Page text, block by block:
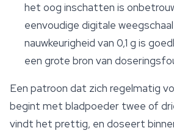
het oog inschatten is
eenvoudige digitale
nauwkeurigheid van 0,1 g is
een grote bron van
Een patroon dat zich regelmatig
begint met bladpoeder twee of
vindt het prettig, en doseert